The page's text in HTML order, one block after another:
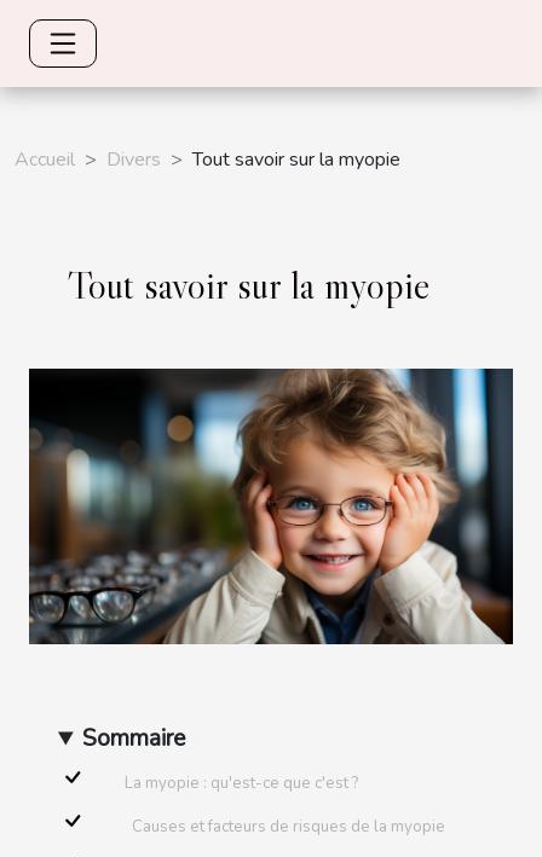
Accueil Divers Tout savoir sur la myopie
Tout savoir sur la myopie
Sommaire
La myopie : qu'est-ce que c'est ?
Causes et facteurs de risques de la myopie